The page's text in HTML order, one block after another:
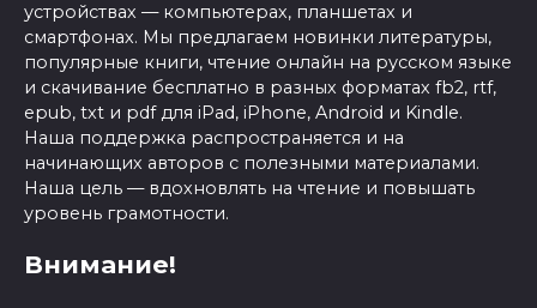
устройствах — компьютерах, планшетах и
смартфонах. Мы предлагаем новинки литературы,
популярные книги, чтение онлайн на русском языке
и скачивание бесплатно в разных форматах fb2, rtf,
epub, txt и pdf для iPad, iPhone, Android и Kindle.
Наша поддержка распространяется и на
начинающих авторов с полезными материалами.
Наша цель — вдохновлять на чтение и повышать
уровень грамотности.
Внимание!